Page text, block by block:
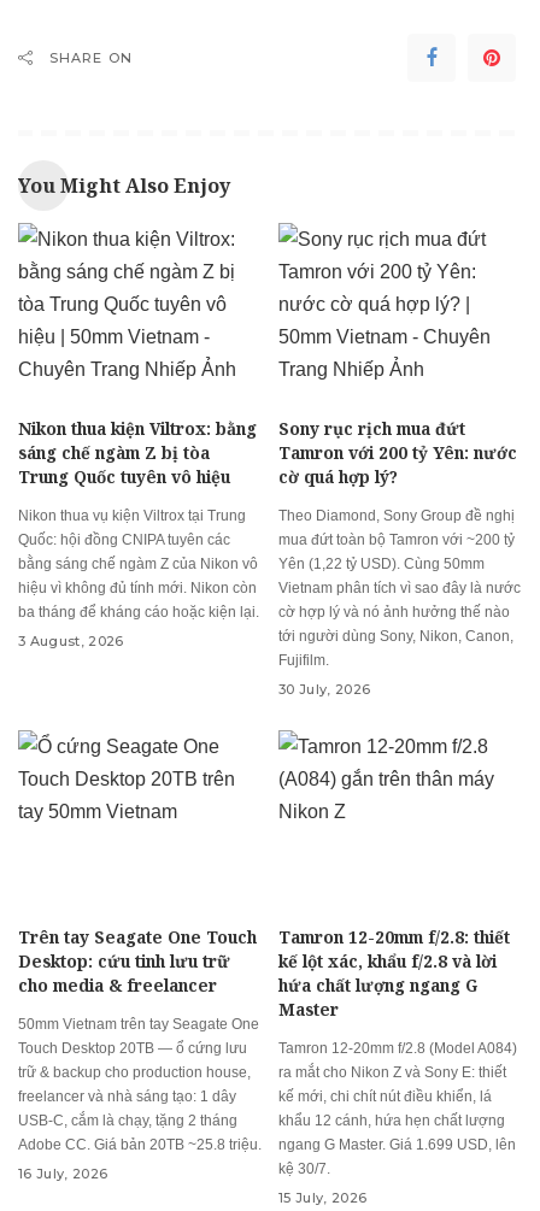
SHARE ON
You Might Also Enjoy
Nikon thua kiện Viltrox: bằng
sáng chế ngàm Z bị tòa
Trung Quốc tuyên vô hiệu
Nikon thua vụ kiện Viltrox tại Trung
Quốc: hội đồng CNIPA tuyên các
bằng sáng chế ngàm Z của Nikon vô
hiệu vì không đủ tính mới. Nikon còn
ba tháng để kháng cáo hoặc kiện lại.
3 August, 2026
Sony rục rịch mua đứt
Tamron với 200 tỷ Yên: nước
cờ quá hợp lý?
Theo Diamond, Sony Group đề nghị
mua đứt toàn bộ Tamron với ~200 tỷ
Yên (1,22 tỷ USD). Cùng 50mm
Vietnam phân tích vì sao đây là nước
cờ hợp lý và nó ảnh hưởng thế nào
tới người dùng Sony, Nikon, Canon,
Fujifilm.
30 July, 2026
Trên tay Seagate One Touch
Desktop: cứu tinh lưu trữ
cho media & freelancer
50mm Vietnam trên tay Seagate One
Touch Desktop 20TB — ổ cứng lưu
trữ & backup cho production house,
freelancer và nhà sáng tạo: 1 dây
USB-C, cắm là chạy, tặng 2 tháng
Adobe CC. Giá bản 20TB ~25.8 triệu.
16 July, 2026
Tamron 12-20mm f/2.8: thiết
kế lột xác, khẩu f/2.8 và lời
hứa chất lượng ngang G
Master
Tamron 12-20mm f/2.8 (Model A084)
ra mắt cho Nikon Z và Sony E: thiết
kế mới, chi chít nút điều khiển, lá
khẩu 12 cánh, hứa hẹn chất lượng
ngang G Master. Giá 1.699 USD, lên
kệ 30/7.
15 July, 2026